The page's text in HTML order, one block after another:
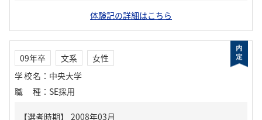
体験記の詳細はこちら
09年卒 文系
女性
学校名 ： 中央大学
職種 ： SE採用